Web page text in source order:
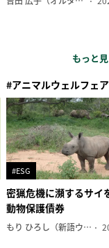
もっと
#アニマルウェルフェア
#ESG
密猟危機に瀕するサイ
動物保護債券
もり ひろし（新語ウォッチャー）